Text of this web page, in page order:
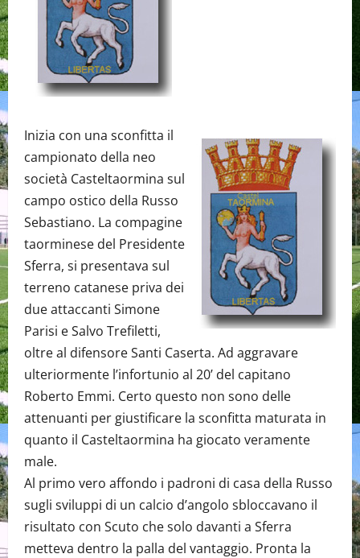
Inizia con una sconfitta il
campionato della neo
società Casteltaormina sul
campo ostico della Russo
Sebastiano. La compagine
taorminese del Presidente
Sferra, si presentava sul
terreno catanese priva dei
due attaccanti Simone
Parisi e Salvo Trefiletti,
oltre al difensore Santi Caserta. Ad aggravare
ulteriormente l’infortunio al 20’ del capitano
Roberto Emmi. Certo questo non sono delle
attenuanti per giustificare la sconfitta maturata in
quanto il Casteltaormina ha giocato veramente
male.
Al primo vero affondo i padroni di casa della Russo
sugli sviluppi di un calcio d’angolo sbloccavano il
risultato con Scuto che solo davanti a Sferra
metteva dentro la palla del vantaggio. Pronta la